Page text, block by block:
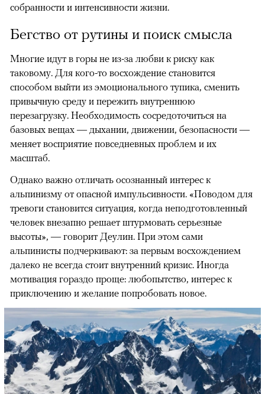
собранности и интенсивности жизни.
Бегство от рутины и поиск смысла
Многие идут в горы не из-за любви к риску как
таковому. Для кого-то восхождение становится
способом выйти из эмоционального тупика, сменить
привычную среду и пережить внутреннюю
перезагрузку. Необходимость сосредоточиться на
базовых вещах — дыхании, движении, безопасности —
меняет восприятие повседневных проблем и их
масштаб.
Однако важно отличать осознанный интерес к
альпинизму от опасной импульсивности. «Поводом для
тревоги становится ситуация, когда неподготовленный
человек внезапно решает штурмовать серьезные
высоты», — говорит Деулин. При этом сами
альпинисты подчеркивают: за первым восхождением
далеко не всегда стоит внутренний кризис. Иногда
мотивация гораздо проще: любопытство, интерес к
приключению и желание попробовать новое.